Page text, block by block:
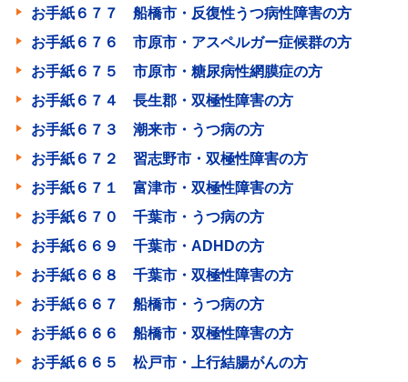
お手紙６７７ 船橋市・反復性うつ病性障害の方
お手紙６７６ 市原市・アスペルガー症候群の方
お手紙６７５ 市原市・糖尿病性網膜症の方
お手紙６７４ 長生郡・双極性障害の方
お手紙６７３ 潮来市・うつ病の方
お手紙６７２ 習志野市・双極性障害の方
お手紙６７１ 富津市・双極性障害の方
お手紙６７０ 千葉市・うつ病の方
お手紙６６９ 千葉市・ADHDの方
お手紙６６８ 千葉市・双極性障害の方
お手紙６６７ 船橋市・うつ病の方
お手紙６６６ 船橋市・双極性障害の方
お手紙６６５ 松戸市・上行結腸がんの方